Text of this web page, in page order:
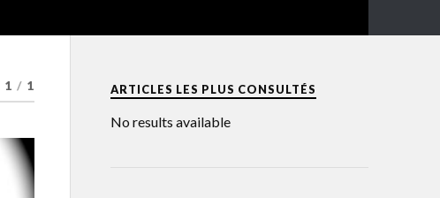
1 / 1 ARTICLES LES PLUS CONSULTÉS
No results available